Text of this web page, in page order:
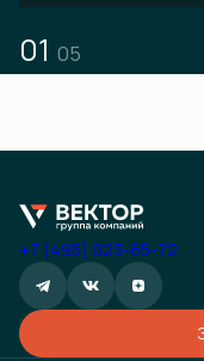
01 05
+7 (495) 023-65-72